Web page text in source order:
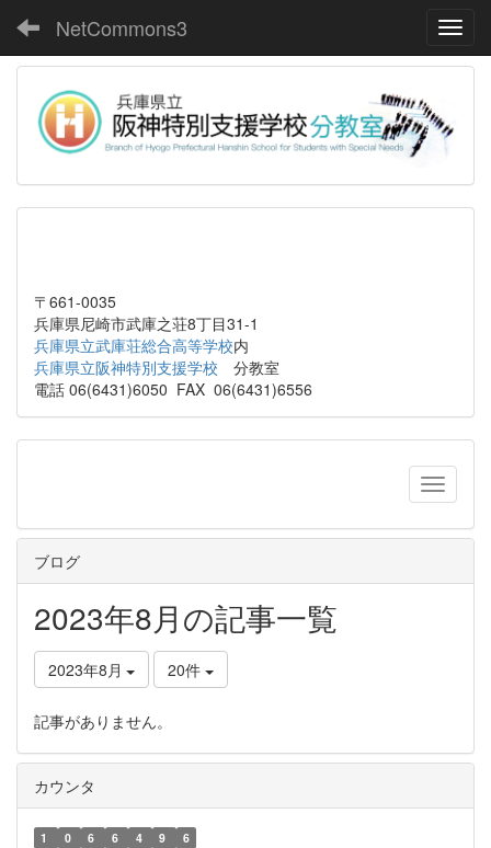
NetCommons3
〒661-0035
兵庫県尼崎市武庫之荘8丁目31-1
兵庫県立武庫荘総合高等学校内
兵庫県立阪神特別支援学校 分教室
電話 06(6431)6050 FAX 06(6431)6556
ブログ
2023年8月の記事一覧
2023年8月 20件
記事がありません。
カウンタ
1 0 6 6 4 9 6